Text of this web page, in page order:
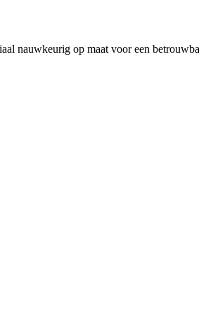
nauwkeurig op maat voor een